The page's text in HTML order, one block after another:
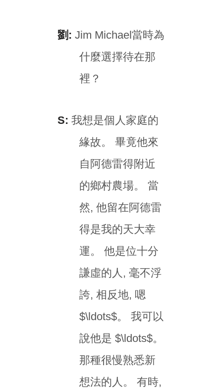
劉: Jim Michael當時為
什麼選擇待在那
裡？
S: 我想是個人家庭的
緣故。 畢竟他來
自阿德雷得附近
的鄉村農場。 當
然, 他留在阿德雷
得是我的天大幸
運。 他是位十分
謙虛的人, 毫不浮
誇, 相反地, 嗯
$\ldots$。 我可以
說他是 $\ldots$。
那種很慢熟悉新
想法的人。 有時,